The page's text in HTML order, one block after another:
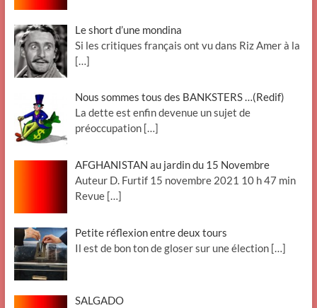
Le short d’une mondina
Si les critiques français ont vu dans Riz Amer à la
[…]
Nous sommes tous des BANKSTERS …(Redif)
La dette est enfin devenue un sujet de
préoccupation […]
AFGHANISTAN au jardin du 15 Novembre
Auteur D. Furtif 15 novembre 2021 10 h 47 min
Revue […]
Petite réflexion entre deux tours
Il est de bon ton de gloser sur une élection […]
SALGADO